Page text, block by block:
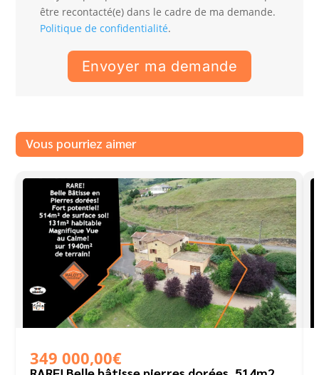
être recontacté(e) dans le cadre de ma demande.
Politique de confidentialité.
Vous pourriez aimer
349 000,00€